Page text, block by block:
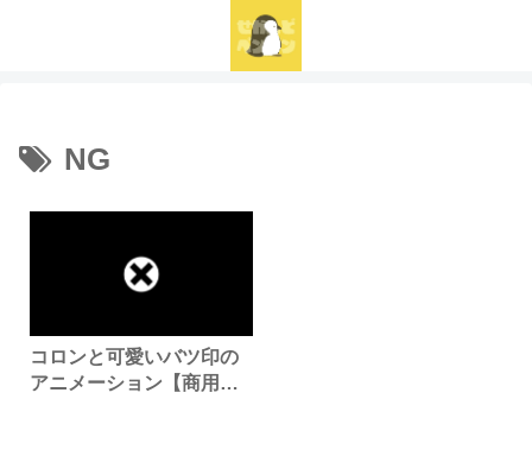
NG
コロンと可愛いバツ印の
アニメーション【商用利